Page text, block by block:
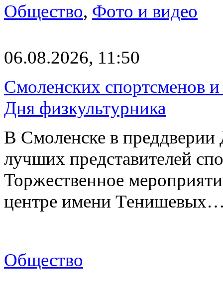
Общество, Фото и видео
06.08.2026, 11:50
Смоленских спортсменов
Дня физкультурника
В Смоленске в преддверии
лучших представителей
Торжественное
центре имени
Общество